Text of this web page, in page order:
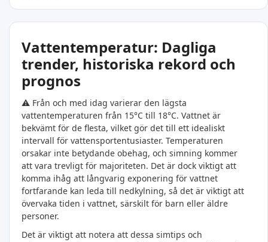
Vattentemperatur: Dagliga
trender, historiska rekord och
prognos
⚠️ Från och med idag varierar den lägsta
vattentemperaturen från 15°C till 18°C. Vattnet är
bekvämt för de flesta, vilket gör det till ett idealiskt
intervall för vattensportentusiaster. Temperaturen
orsakar inte betydande obehag, och simning kommer
att vara trevligt för majoriteten. Det är dock viktigt att
komma ihåg att långvarig exponering för vattnet
fortfarande kan leda till nedkylning, så det är viktigt att
övervaka tiden i vattnet, särskilt för barn eller äldre
personer.
Det är viktigt att notera att dessa simtips och